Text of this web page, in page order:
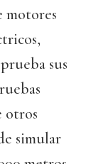
motores
sus
otros
simular